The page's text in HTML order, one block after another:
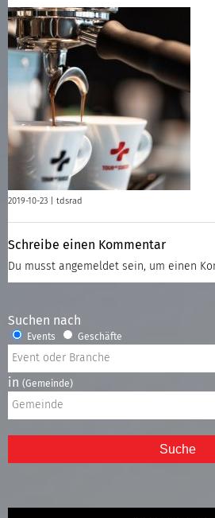
2019-10-23 | tdsrad
Schreibe einen Kommentar
Du musst angemeldet sein, um einen
Suchen nach
Events Geschäfte
in (Gemeinde)
Suche